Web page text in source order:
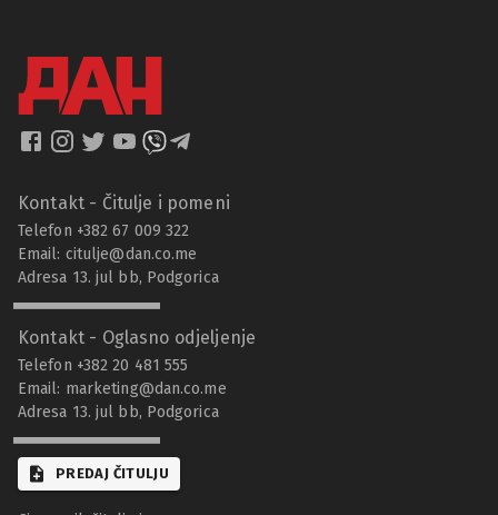
Kontakt - Čitulje i pomeni
Telefon +382 67 009 322
Email: citulje@dan.co.me
Adresa 13. jul bb, Podgorica
Kontakt - Oglasno odjeljenje
Telefon +382 20 481 555
Email: marketing@dan.co.me
Adresa 13. jul bb, Podgorica
PREDAJ ČITULJU